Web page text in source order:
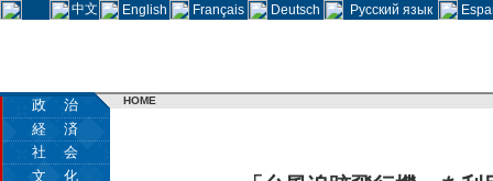
中文 English Français Deutsch Русский язык
政 治
経 済
社 会
文 化
HOME